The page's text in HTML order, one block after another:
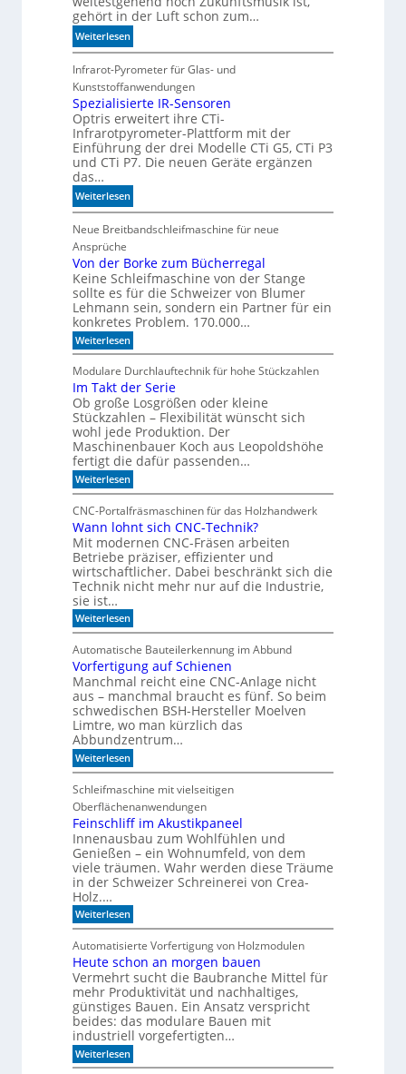
e
r
z
u
K
I
-
M
o
d
e
l
l
e
n
gehört in der Luft schon zum…
Weiterlesen:
S
i
c
h
e
r
l
a
d
e
n
Infrarot-Pyrometer für Glas- und
Kunststoffanwendungen
Spezialisierte IR-Sensoren
Optris erweitert ihre CTi-
Infrarotpyrometer-Plattform mit der
Einführung der drei Modelle CTi G5, CTi P3
und CTi P7. Die neuen Geräte ergänzen
das…
Weiterlesen:
S
p
z
i
a
i
s
i
e
r
e
I
R
-
S
e
n
s
o
r
e
Neue Breitbandschleifmaschine für neue
Ansprüche
Von der Borke zum Bücherregal
Keine Schleifmaschine von der Stange
sollte es für die Schweizer von Blumer
Lehmann sein, sondern ein Partner für ein
konkretes Problem. 170.000…
Weiterlesen:
V
o
n
d
e
r
B
o
r
k
e
z
u
m
B
ü
c
h
e
r
e
g
a
l
Modulare Durchlauftechnik für hohe Stückzahlen
Im Takt der Serie
Ob große Losgrößen oder kleine
Stückzahlen – Flexibilität wünscht sich
wohl jede Produktion. Der
Maschinenbauer Koch aus Leopoldshöhe
fertigt die dafür passenden…
Weiterlesen:
I
T
a
k
t
d
e
r
e
r
i
e
CNC-Portalfräsmaschinen für das Holzhandwerk
Wann lohnt sich CNC-Technik?
Mit modernen CNC-Fräsen arbeiten
Betriebe präziser, effizienter und
wirtschaftlicher. Dabei beschränkt sich die
Technik nicht mehr nur auf die Industrie,
sie ist…
Weiterlesen:
W
a
n
n
l
o
h
n
t
s
i
c
h
C
N
C
-
T
e
c
h
i
k
Automatische Bauteilerkennung im Abbund
Vorfertigung auf Schienen
Manchmal reicht eine CNC-Anlage nicht
aus – manchmal braucht es fünf. So beim
schwedischen BSH-Hersteller Moelven
Limtre, wo man kürzlich das
Abbundzentrum…
Weiterlesen:
V
r
f
e
r
t
i
g
u
g
a
f
S
c
h
i
e
n
n
Schleifmaschine mit vielseitigen
Oberflächenanwendungen
Feinschliff im Akustikpaneel
Innenausbau zum Wohlfühlen und
Genießen – ein Wohnumfeld, von dem
viele träumen. Wahr werden diese Träume
in der Schweizer Schreinerei von Crea-
Holz.…
Weiterlesen:
F
i
n
s
c
h
l
i
f
f
i
Automatisierte Vorfertigung von Holzmodulen
Heute schon an morgen bauen
Vermehrt sucht die Baubranche Mittel für
mehr Produktivität und nachhaltiges,
günstiges Bauen. Ein Ansatz verspricht
beides: das modulare Bauen mit
industriell vorgefertigten…
Weiterlesen:
H